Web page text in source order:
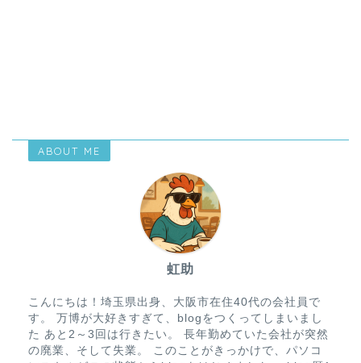
ABOUT ME
虹助
こんにちは！埼玉県出身、大阪市在住40代の会社員で
す。 万博が大好きすぎて、blogをつくってしまいまし
た あと2～3回は行きたい。 長年勤めていた会社が突然
の廃業、そして失業。 このことがきっかけで、パソコ